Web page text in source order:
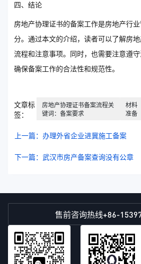
四、结论
房地产协理证书的备案工作是房地产行
分。通过本文的介绍，读者可以了解房
流程和注意事项。同时，也需要注意遵守
确保备案工作的合法性和规范性。
文章标
签：
房地产协理证书备案流程关
键词：备案要求
材料
准备
上一篇：办理外省企业进冀施工备案
下一篇：武汉市房产备案查询没有公章
售前咨询热线+86-